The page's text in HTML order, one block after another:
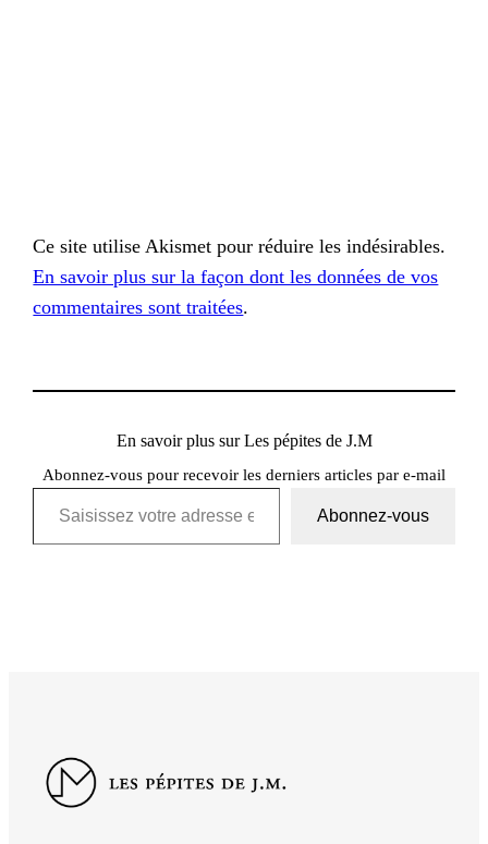
Ce site utilise Akismet pour réduire les indésirables.
En savoir plus sur la façon dont les données de vos
commentaires sont traitées.
En savoir plus sur Les pépites de J.M
Abonnez-vous pour recevoir les derniers articles par e-mail
Saisissez votre adresse e-mail…
Abonnez-vous